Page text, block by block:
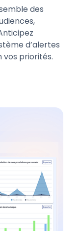
des
d’alertes
vos priorités.